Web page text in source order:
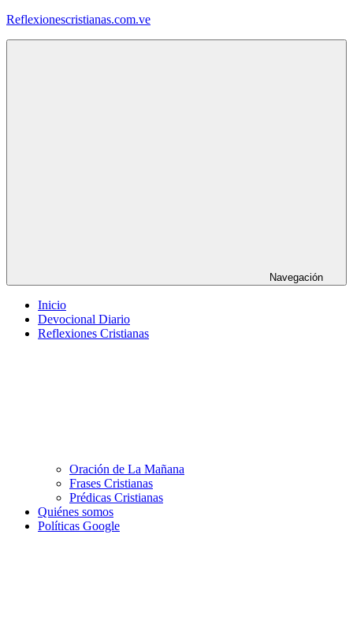
Saltar
Reflexionescristianas.com.ve
Navegación
Inicio
Devocional Diario
Reflexiones Cristianas
Oración de La Mañana
Frases Cristianas
Prédicas Cristianas
Quiénes somos
Políticas Google